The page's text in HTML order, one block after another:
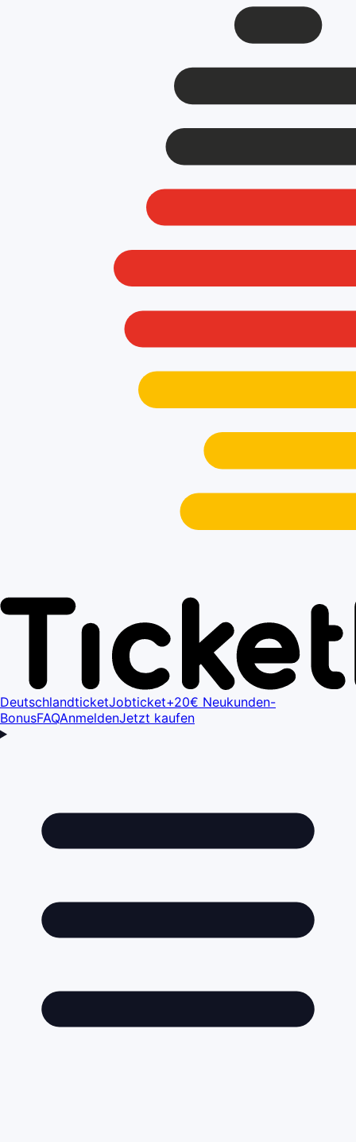
DeutschlandticketJobticket+20€ Neukunden-
BonusFAQAnmeldenJetzt kaufen